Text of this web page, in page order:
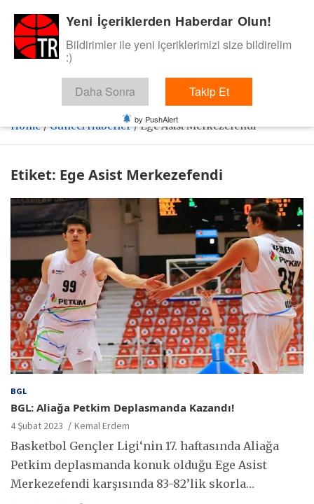
content
BasketTR
Sol dip çizgiden bir basket de bizden gelsin dedik.
Home Güncel Haberler Ege Asist Merkezefendi
Etiket: Ege Asist Merkezefendi
BGL
BGL: Aliağa Petkim Deplasmanda Kazandı!
4 Şubat 2023 Kemal Erdem
Basketbol Gençler Ligi‘nin 17. haftasında Aliağa
Petkim deplasmanda konuk olduğu Ege Asist
Merkezefendi karşısında 83-82’lik skorla…
Yeni İçeriklerden Haberdar Olun!
Bildirimler ile yeni içeriklerimizi size bildirelim
:)
Daha Sonra Takip Et
by PushAlert